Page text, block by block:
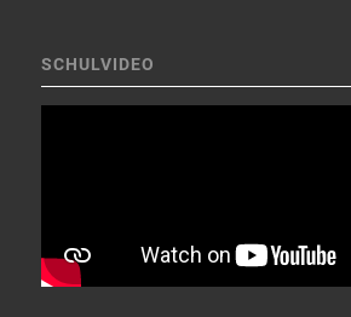
SCHULVIDEO